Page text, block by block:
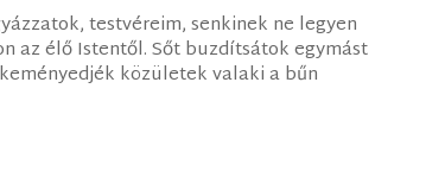
testvéreim, senkinek ne legyen
az élő Istentől. Sőt buzdítsátok egymást
közületek valaki a bűn